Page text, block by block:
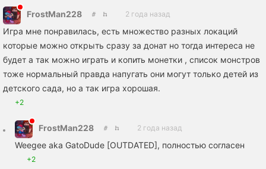
FrostMan228 2 года назад
Игра мне понравилась, есть множество разных локаций
которые можно открыть сразу за донат но тогда интереса не
будет а так можно играть и копить монетки , список монстров
тоже нормальный правда напугать они могут только детей из
детского сада, но а так игра хорошая.
+2
FrostMan228 2 года назад
Weegee aka GatoDude [OUTDATED], полностью согласен
+2